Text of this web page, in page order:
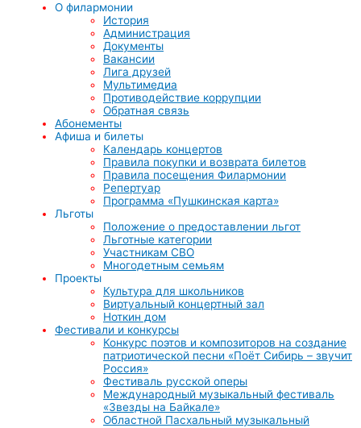
О филармонии
История
Администрация
Документы
Вакансии
Лига друзей
Мультимедиа
Противодействие коррупции
Обратная связь
Абонементы
Афиша и билеты
Календарь концертов
Правила покупки и возврата билетов
Правила посещения Филармонии
Репертуар
Программа «Пушкинская карта»
Льготы
Положение о предоставлении льгот
Льготные категории
Участникам СВО
Многодетным семьям
Проекты
Культура для школьников
Виртуальный концертный зал
Ноткин дом
Фестивали и конкурсы
Конкурс поэтов и композиторов на создание
патриотической песни «Поёт Сибирь – звучит
Россия»
Фестиваль русской оперы
Международный музыкальный фестиваль
«Звезды на Байкале»
Областной Пасхальный музыкальный